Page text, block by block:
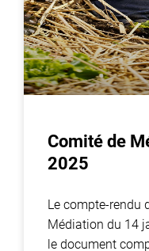
Comité de
2025
Le compte-rendu
Médiation du 14
le document